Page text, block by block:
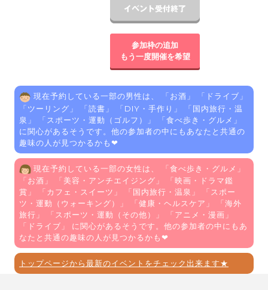
参加枠の追加
もう一度開催を希望
現在予約している一部の男性は、 「お酒 」 「 ドライブ 」
「ツーリング 」 「読書 」 「DIY・手作り 」 「国内旅行・温
泉 」 「 スポーツ・運動（ゴルフ） 」 「食べ歩き・グルメ 」
に関心があるそうです。他の参加者の中にもあなたと共通の
趣味の人が見つかるかも❤
現在予約している一部の女性は、 「食べ歩き・グルメ 」
「お酒 」 「美容・アンチエイジング 」 「映画・ドラマ鑑
賞 」 「 カフェ・スイーツ 」 「国内旅行・温泉 」 「 スポー
ツ・運動（ウォーキング）
」 「健康・ヘルスケア 」 「海外
旅行 」 「 スポーツ・運動（その他） 」 「アニメ・漫画 」
「 ドライブ 」 に関心があるそうです。他の参加者の中にもあ
なたと共通の趣味の人が見つかるかも❤
トップページから最新のイベントをチェック出来ます★